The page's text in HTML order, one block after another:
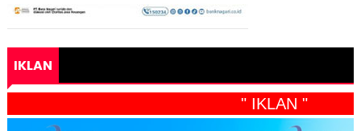
IKLAN
" IKLAN "